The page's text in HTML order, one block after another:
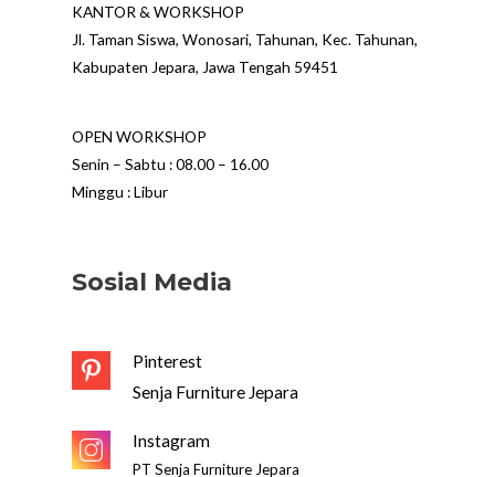
KANTOR & WORKSHOP
Jl. Taman Siswa, Wonosari, Tahunan, Kec. Tahunan,
Kabupaten Jepara, Jawa Tengah 59451
OPEN WORKSHOP
Senin – Sabtu : 08.00 – 16.00
Minggu : Libur
Sosial Media
Pinterest
Senja Furniture Jepara
Instagram
PT Senja Furniture Jepara